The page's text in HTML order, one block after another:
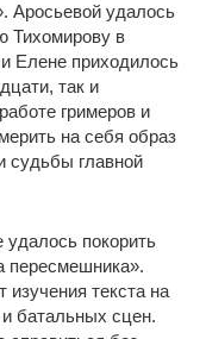
Аросьевой удалось
Тихомирову в
Елене приходилось
так и
гримеров и
на себя образ
судьбы главной
покорить
пересмешника».
текста на
батальных сцен.